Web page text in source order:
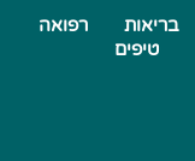
בריאות
רפואה
טיפים